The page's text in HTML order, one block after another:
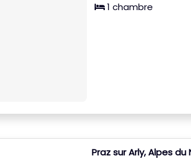
1 chambre
Praz sur Arly, Alpes du